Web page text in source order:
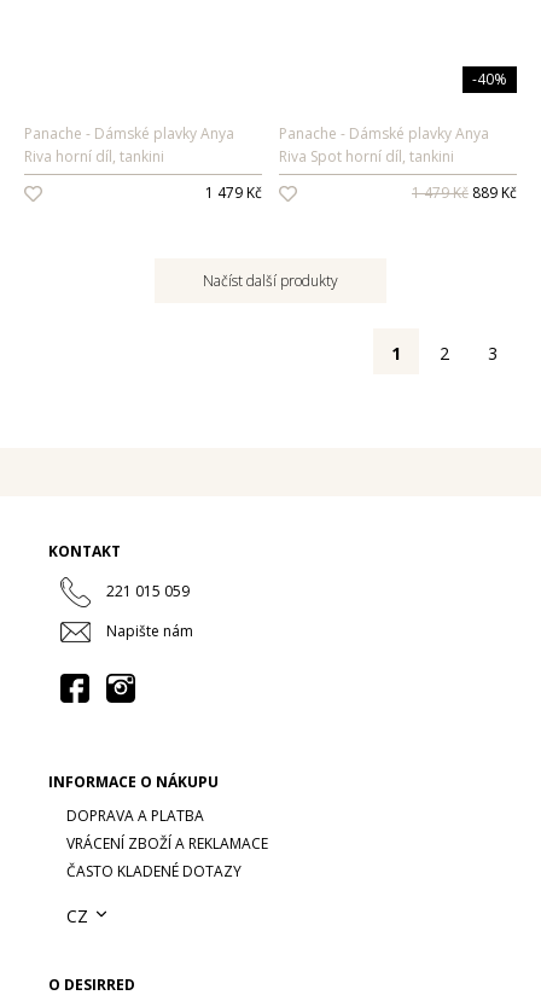
Panache
Dámské plavky Anya
Riva horní díl, tankini
1 479 Kč
-40%
Panache
Dámské plavky Anya
Riva Spot horní díl, tankini
1 479 Kč 889 Kč
Načíst další produkty
1 2 3
KONTAKT
221 015 059
Napište nám
INFORMACE O NÁKUPU
DOPRAVA A PLATBA
VRÁCENÍ ZBOŽÍ A REKLAMACE
ČASTO KLADENÉ DOTAZY
CZ
O DESIRRED